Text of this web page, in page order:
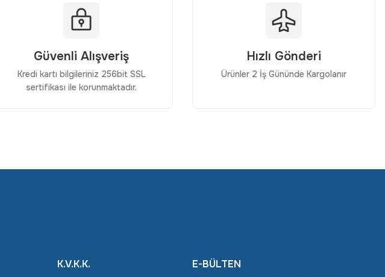
Güvenli Alışveriş
Kredi kartı bilgileriniz 256bit SSL
sertifikası ile korunmaktadır.
Hızlı Gönderi
Ürünler 2 İş Gününde Kargolanır
K.V.K.K. E-BÜLTEN